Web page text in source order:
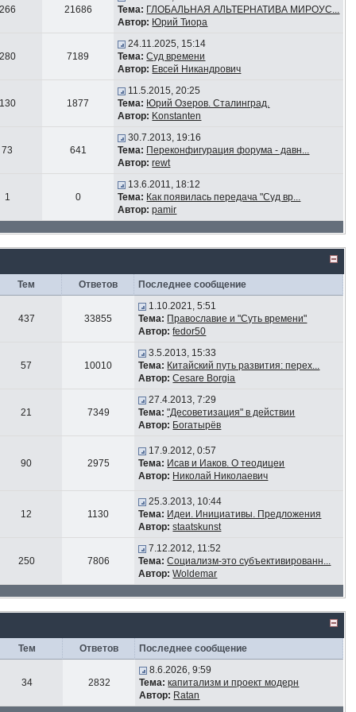
21686
Тема: ГЛОБАЛЬНАЯ АЛЬТЕРНАТИВА МИРОУС...
Автор: Юрий Тиора
7189
24.11.2025, 15:14
Тема: Суд времени
Автор: Евсей Никандрович
1877
11.5.2015, 20:25
Тема: Юрий Озеров. Сталинград.
Автор: Konstanten
73 641
30.7.2013, 19:16
Тема: Переконфигурация форума - давн...
Автор: rewt
1 0
13.6.2011, 18:12
Тема: Как появилась передача "Суд вр...
Автор: pamir
Тем Ответов Последнее сообщение
437 33855
1.10.2021, 5:51
Тема: Православие и "Суть времени"
Автор: fedor50
57 10010
3.5.2013, 15:33
Тема: Китайский путь развития: перех...
Автор: Cesare Borgia
21 7349
27.4.2013, 7:29
Тема: "Десоветизация" в действии
Автор: Богатырёв
90 2975
17.9.2012, 0:57
Тема: Исав и Иаков. О теодицеи
Автор: Николай Николаевич
12 1130
25.3.2013, 10:44
Тема: Идеи. Инициативы. Предложения
Автор: staatskunst
250 7806
7.12.2012, 11:52
Тема: Социализм-это субъективированн...
Автор: Woldemar
Тем Ответов Последнее сообщение
34 2832
8.6.2026, 9:59
Тема: капитализм и проект модерн
Автор: Ratan